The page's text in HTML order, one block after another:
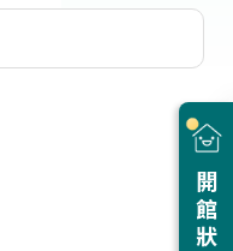
尋
開館狀態